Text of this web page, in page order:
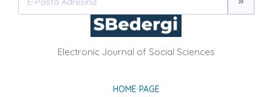
Electronic Journal of Social Sciences
HOME PAGE